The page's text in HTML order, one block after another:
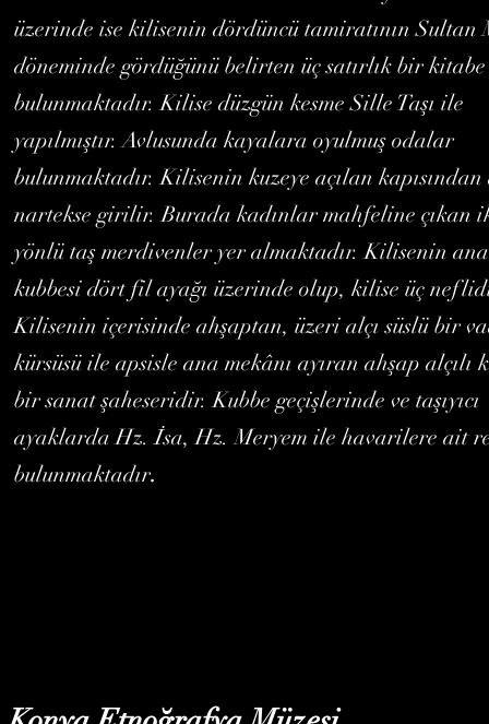
üzerinde ise kilisenin dördüncü tamiratının Sultan
döneminde gördüğünü belirten üç satırlık bir
bulunmaktadır. Kilise düzgün kesme Sille Taşı ile
yapılmıştır. Avlusunda kayalara oyulmuş odalar
bulunmaktadır. Kilisenin kuzeye açılan kapısından
nartekse girilir. Burada kadınlar mahfeline çıkan
yönlü taş merdivenler yer almaktadır. Kilisenin ana
kubbesi dört fil ayağı üzerinde olup, kilise üç
Kilisenin içerisinde ahşaptan, üzeri alçı süslü bir
kürsüsü ile apsisle ana mekânı ayıran ahşap alçılı
bir sanat şaheseridir. Kubbe geçişlerinde ve taşıyıcı
ayaklarda Hz. İsa, Hz. Meryem ile havarilere ait
bulunmaktadır.